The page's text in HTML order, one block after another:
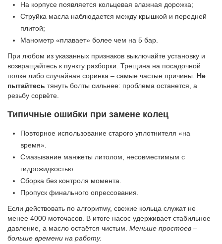
На корпусе появляется кольцевая влажная дорожка;
Струйка масла наблюдается между крышкой и передней
плитой;
Манометр «плавает» более чем на 5 бар.
При любом из указанных признаков выключайте установку и
возвращайтесь к пункту разборки. Трещина на посадочной
полке либо случайная соринка – самые частые причины. Не
пытайтесь тянуть болты сильнее: проблема останется, а
резьбу сорвёте.
Типичные ошибки при замене колец
Повторное использование старого уплотнителя «на
время».
Смазывание манжеты литолом, несовместимым с
гидрожидкостью.
Сборка без контроля момента.
Пропуск финального опрессования.
Если действовать по алгоритму, свежие кольца служат не
менее 4000 моточасов. В итоге насос удерживает стабильное
давление, а масло остаётся чистым. Меньше простоев –
больше времени на работу.